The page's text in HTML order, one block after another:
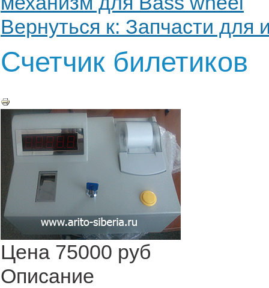
Вернуться к: Запчасти для
Счетчик билетиков
Цена 75000 руб
Описание